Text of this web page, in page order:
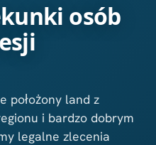
osób
położony land z
i bardzo dobrym
legalne zlecenia